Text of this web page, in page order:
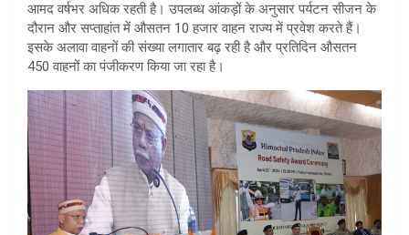
आमद वर्षभर अधिक रहती है। उपलब्ध आंकड़ों के अनुसार पर्यटन सीजन के
दौरान और सप्ताहांत में औसतन 10 हजार वाहन राज्य में प्रवेश करते हैं।
इसके अलावा वाहनों की संख्या लगातार बढ़ रही है और प्रतिदिन औसतन
450 वाहनों का पंजीकरण किया जा रहा है।